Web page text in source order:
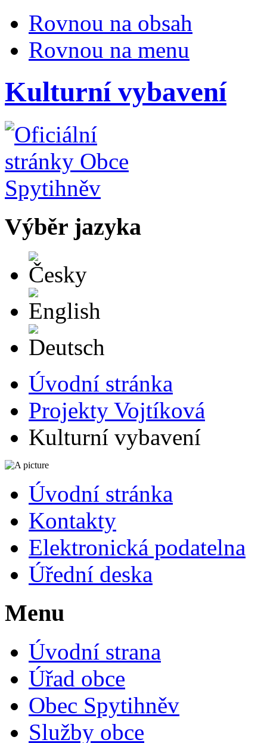
Rovnou na obsah
Rovnou na menu
Kulturní vybavení
Výběr jazyka
Úvodní stránka
Projekty Vojtíková
Kulturní vybavení
Úvodní stránka
Kontakty
Elektronická podatelna
Úřední deska
Menu
Úvodní strana
Úřad obce
Obec Spytihněv
Služby obce